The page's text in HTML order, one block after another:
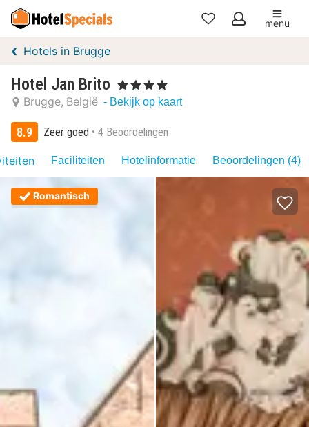
Mijn
menu
Hotels in Brugge
Hotel Jan Brito , 4 Sterren
Brugge België - Bekijk op kaart
8.9 Zeer goed 4 Beoordelingen
Faciliteiten Hotelinformatie Beoordelingen (4)
Romantisch